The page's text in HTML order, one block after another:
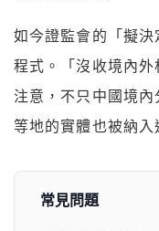
如今證監會的「擬
程式。「沒收境內
注意，不只中國境
等地的實體也被納入
常見問題